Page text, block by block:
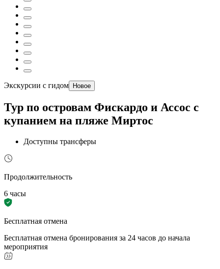
Экскурсии с гидом Новое
Тур по островам Фискардо и Ассос с
купанием на пляже Миртос
Доступны трансферы
Продолжительность
6 часы
Бесплатная отмена
Бесплатная отмена бронирования за 24 часов до начала
мероприятия